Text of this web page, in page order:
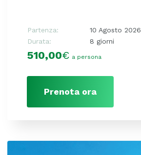
Partenza:
10 Agosto 2026
Durata:
8 giorni
510,00€ a persona
Prenota ora